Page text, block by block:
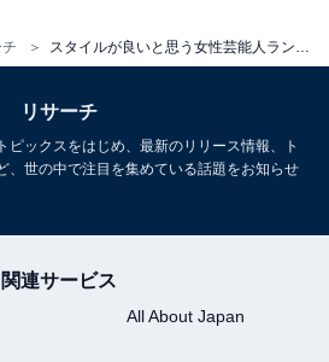
リサーチ
ピックスをはじめ、最新のリリース情報、ト
、世の中で注目を集めている話題をお知らせ
関連サービス
All About Japan